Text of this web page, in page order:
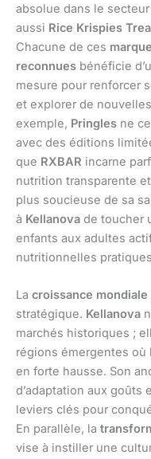
absolue dans le
aussi Rice Krispies
Chacune de ces
reconnues bénéficie
mesure pour renforcer
et explorer de
exemple, Pringles ne
avec des éditions
que RXBAR incarne
nutrition transparente
plus soucieuse de sa
à Kellanova de toucher
enfants aux adultes
nutritionnelles
La croissance mondiale
stratégique. Kellanova
marchés historiques ;
régions émergentes où
en forte hausse. Son
d’adaptation aux goûts
leviers clés pour
En parallèle, la
vise à instiller une